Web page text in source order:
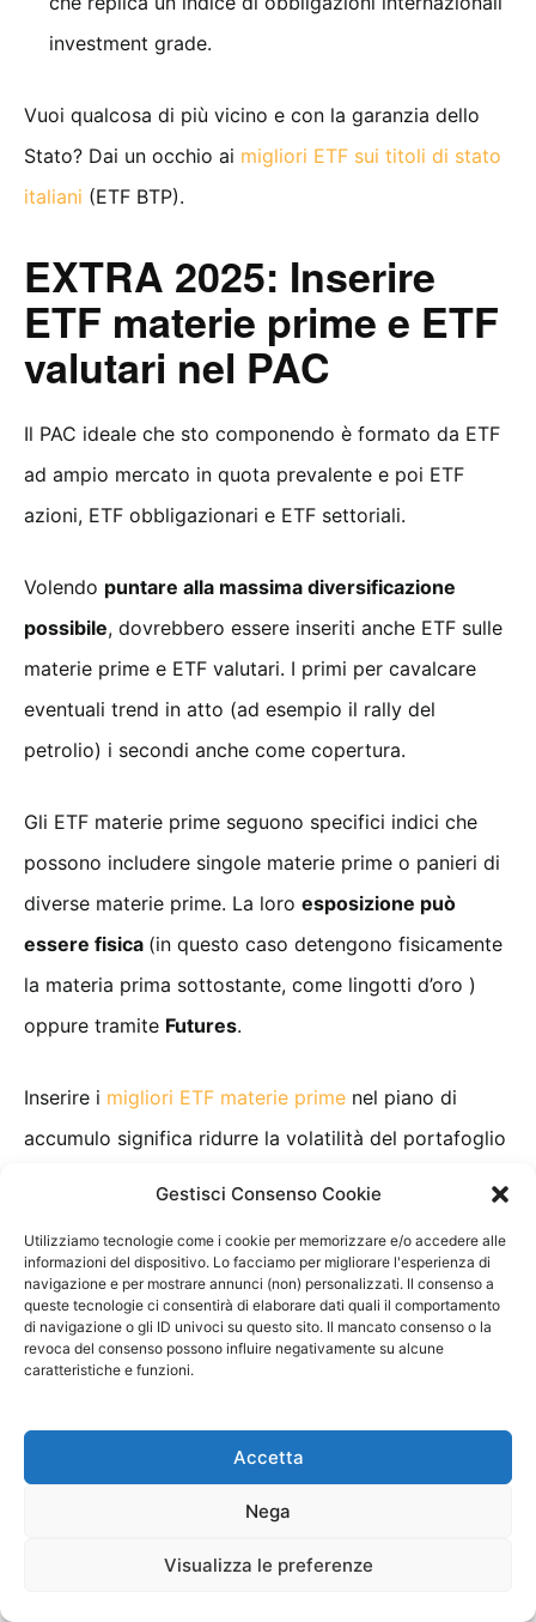
Gestisci Consenso Cookie
Utilizziamo tecnologie come i cookie per memorizzare e/o accedere alle
informazioni del dispositivo. Lo facciamo per migliorare l'esperienza di
navigazione e per mostrare annunci (non) personalizzati. Il consenso a
queste tecnologie ci consentirà di elaborare dati quali il comportamento
di navigazione o gli ID univoci su questo sito. Il mancato consenso o la
revoca del consenso possono influire negativamente su alcune
caratteristiche e funzioni.
Accetta
Nega
Visualizza le preferenze
investment grade.
Vuoi qualcosa di più vicino e con la garanzia dello
Stato? Dai un occhio ai migliori ETF sui titoli di stato
italiani (ETF BTP).
EXTRA 2025: Inserire
ETF materie prime e ETF
valutari nel PAC
Il PAC ideale che sto componendo è formato da ETF
ad ampio mercato in quota prevalente e poi ETF
azioni, ETF obbligazionari e ETF settoriali.
Volendo puntare alla massima diversificazione
possibile, dovrebbero essere inseriti anche ETF sulle
materie prime e ETF valutari. I primi per cavalcare
eventuali trend in atto (ad esempio il rally del
petrolio) i secondi anche come copertura.
Gli ETF materie prime seguono specifici indici che
possono includere singole materie prime o panieri di
diverse materie prime. La loro esposizione può
essere fisica (in questo caso detengono fisicamente
la materia prima sottostante, come lingotti d’oro )
oppure tramite Futures.
Inserire i migliori ETF materie prime nel piano di
accumulo significa ridurre la volatilità del portafoglio
negativa con le azioni e le obbligazioni.
Tra i migliori ETF materie prime presenti nei PAC ci
sono:
SPDR Gold Shares (GLD) : detiene fisicamente
lingotti d’oro e replica il prezzo dell’oro.
lingotti d’argento e replica il prezzo dell’argento.